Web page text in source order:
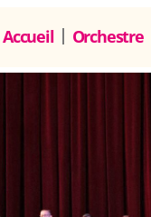
Accueil Orchestre